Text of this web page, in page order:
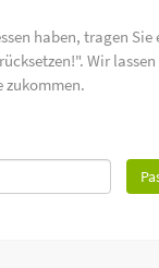
haben, tragen
Wir
zukommen.